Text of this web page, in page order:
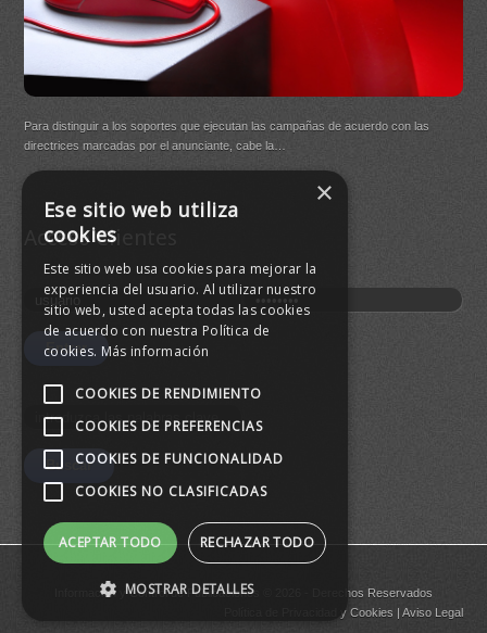
Para distinguir a los soportes que ejecutan las campañas de acuerdo con las
directrices marcadas por el anunciante, cabe la…
Acceso Clientes
Informacion y Control de Publicaciones © 2026 - Derechos Reservados
y Cookies | Aviso Legal
×
Ese sitio web utiliza
cookies
Este sitio web usa cookies para mejorar la
experiencia del usuario. Al utilizar nuestro
sitio web, usted acepta todas las cookies
de acuerdo con nuestra Política de
cookies. Más información
COOKIES DE RENDIMIENTO
COOKIES DE PREFERENCIAS
COOKIES DE FUNCIONALIDAD
COOKIES NO CLASIFICADAS
ACEPTAR TODO RECHAZAR TODO
MOSTRAR DETALLES